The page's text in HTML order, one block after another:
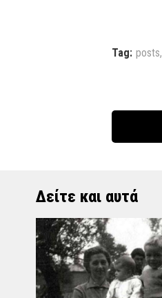
Tag: posts,
Δείτε και αυτά